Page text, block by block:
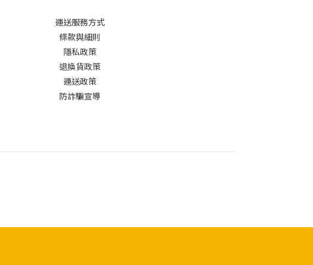
運送服務方式
條款與細則
隱私政策
退換貨政策
運送政策
防詐騙宣導